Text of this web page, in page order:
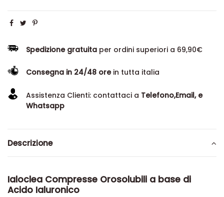
Spedizione gratuita per ordini superiori a 69,90€
Consegna in 24/48 orein tutta italia
Assistenza Clienti: contattaci a Telefono,Email, e
Whatsapp
Descrizione
Ialoclea Compresse Orosolubili a base di
Acido Ialuronico